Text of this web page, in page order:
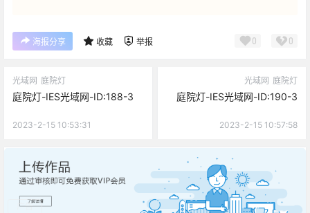
海报分享 收藏 举报 0 0
光域网 庭院灯
庭院灯-IES光域网-ID:188-3
2023-2-15 10:53:31
光域网 庭院灯
庭院灯-IES光域网-ID:190-3
2023-2-15 10:57:58
广告